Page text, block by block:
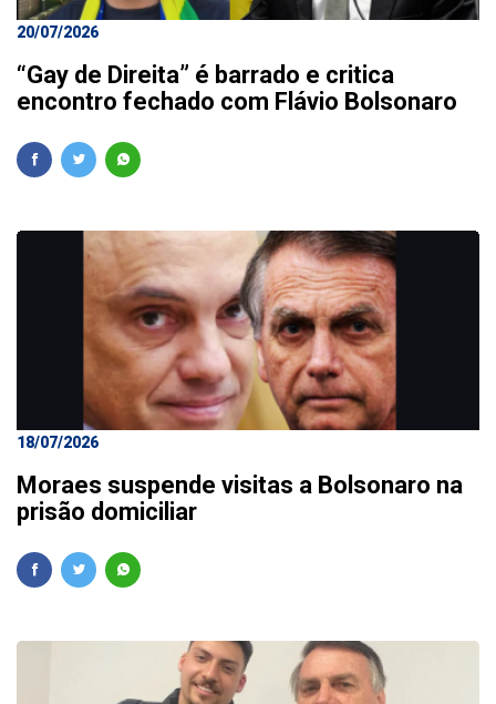
20/07/2026
“Gay de Direita” é barrado e critica
encontro fechado com Flávio Bolsonaro
18/07/2026
Moraes suspende visitas a Bolsonaro na
prisão domiciliar